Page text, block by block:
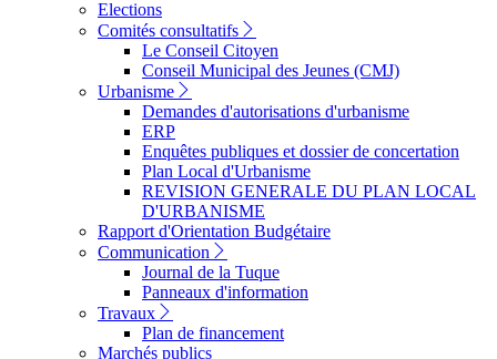
Elections
Comités consultatifs
Le Conseil Citoyen
Conseil Municipal des Jeunes (CMJ)
Urbanisme
Demandes d'autorisations d'urbanisme
ERP
Enquêtes publiques et dossier de concertation
Plan Local d'Urbanisme
REVISION GENERALE DU PLAN LOCAL
D'URBANISME
Rapport d'Orientation Budgétaire
Communication
Journal de la Tuque
Panneaux d'information
Travaux
Plan de financement
Marchés publics